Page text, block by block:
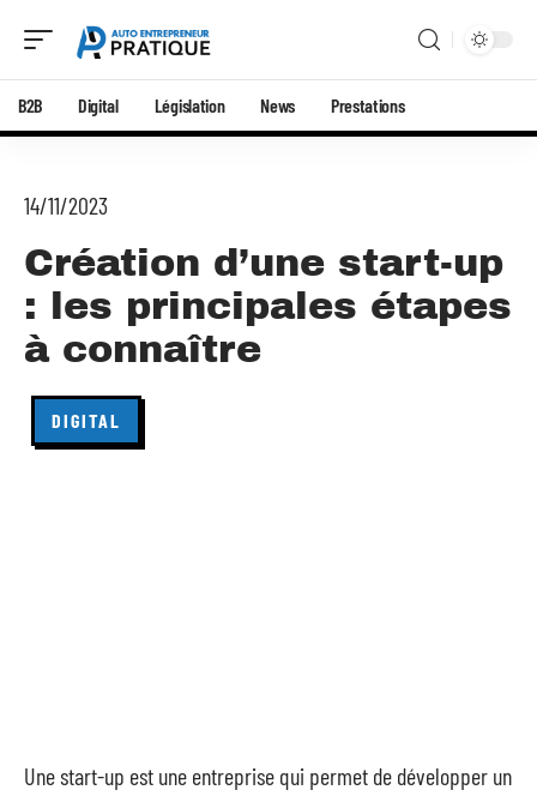
B2B Digital Législation News Prestations
14/11/2023
Création d’une start-up
: les principales étapes
à connaître
DIGITAL
Une start-up est une entreprise qui permet de développer un